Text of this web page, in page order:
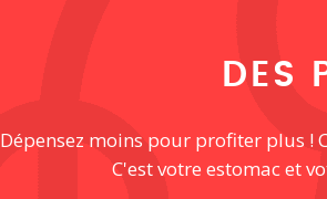
DES
Dépensez moins pour profiter plus !
C'est votre estomac et